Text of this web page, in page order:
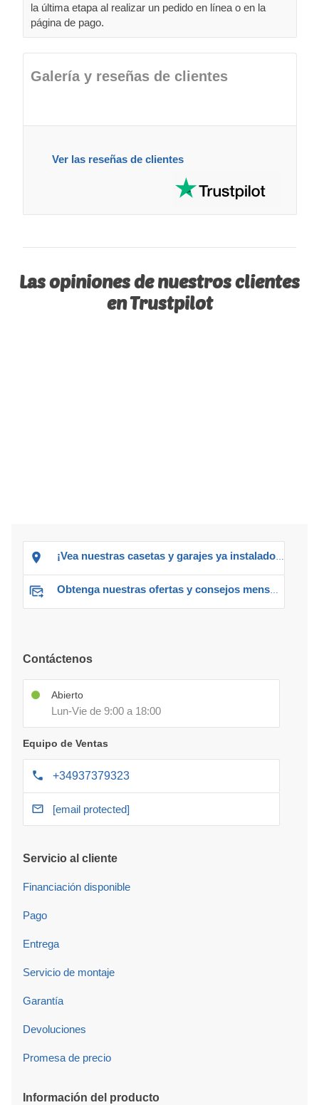
la última etapa al realizar un pedido en línea o en la
página de pago.
Galería y reseñas de clientes
Ver las reseñas de clientes
Las opiniones de nuestros clientes
en Trustpilot
¡Vea nuestras casetas y garajes ya instalados!
Obtenga nuestras ofertas y consejos mensuales
Contáctenos
Abierto
Lun-Vie de 9:00 a 18:00
Equipo de Ventas
+34937379323
[email protected]
Servicio al cliente
Financiación disponible
Pago
Entrega
Servicio de montaje
Garantía
Devoluciones
Promesa de precio
Información del producto